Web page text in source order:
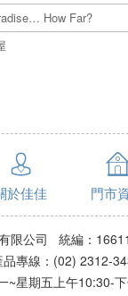
How Far?
於佳佳 門市
限公司 統編：
專線：(02)
~星期五上午10:30-